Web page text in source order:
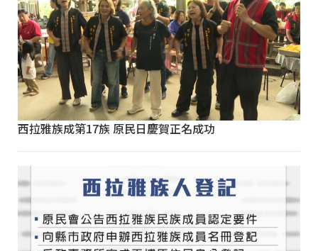
西拉雅族成第17族 原民日慶賀正名成功